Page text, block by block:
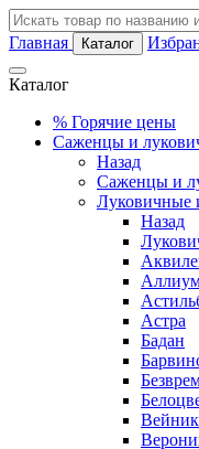
Главная Каталог
Каталог
% Горячие цены
Саженцы и
Назад
Саженцы и
Луковичные
Назад
Астра
Бадан
Вейник